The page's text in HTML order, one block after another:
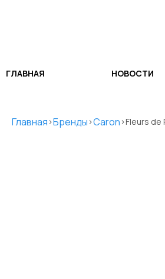
ГЛАВНАЯ НОВОСТИ
Главная >Бренды >Caron >Fleurs de